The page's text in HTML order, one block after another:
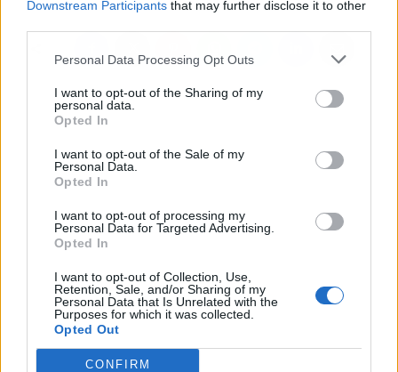
Downstream Participants that may further disclose it to other
Personal Data Processing Opt Outs
I want to opt-out of the Sharing of my
personal data.
Opted In
I want to opt-out of the Sale of my
Personal Data.
Opted In
I want to opt-out of processing my
Personal Data for Targeted Advertising.
Opted In
I want to opt-out of Collection, Use,
Retention, Sale, and/or Sharing of my
Personal Data that Is Unrelated with the
Purposes for which it was collected.
Opted Out
CONFIRM